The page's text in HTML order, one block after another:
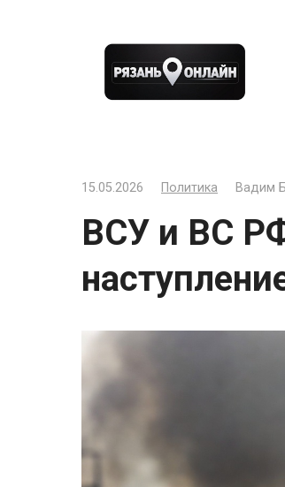
15.05.2026 Политика Вадим
ВСУ и ВС